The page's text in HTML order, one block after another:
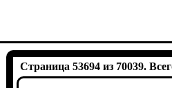
Страница 53694 из 70039.